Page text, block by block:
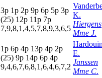
3p 1p 2p 9p 6p 5p 3p
(25) 12p 11p 7p
7,9,8,1,4,5,7,8,9,3,6,5
K.
Hiergens
Mme J.
1p 6p 4p 13p 4p 2p
(25) 9p 14p 6p 4p
9,4,6,7,6,8,1,6,4,6,7,2
E.
Janssen
Mme C.